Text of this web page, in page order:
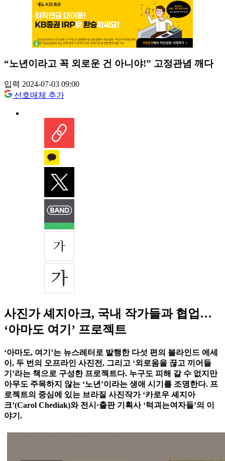
“노년이라고 꼭 외로운 건 아니야!” 고정관념 깨다
입력 2024-07-03 09:00
선호매체 추가
사진가 셰지아크, 국내 작가들과 협업…
‘아마도 여기’ 프로젝트
‘아마도, 여기’는 뉴스레터로 발행한 다섯 편의 블라인드 에세
이, 두 번의 오프라인 사진전, 그리고 ‘외로움을 끊고 끼어들
기’라는 책으로 구성한 프로젝트다. 누구도 피해 갈 수 없지만
아무도 주목하지 않는 ‘노년’이라는 생애 시기를 조명한다. 프
로젝트의 중심에 있는 브라질 사진작가 ‘카로우 셰지아
크’(Carol Chediak)와 전시·출판 기획사 ‘턱괴는여자들’의 이
야기.